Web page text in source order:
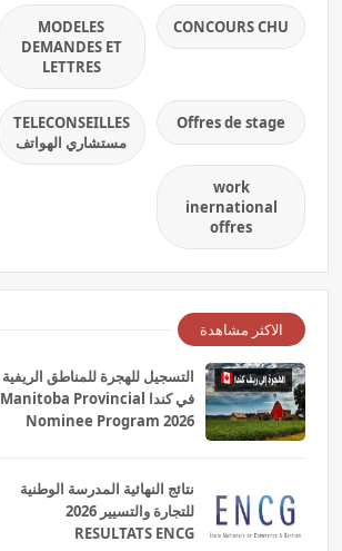
CONCOURS CHU
MODELES
DEMANDES ET
LETTRES
Offres de stage
TELECONSEILLES
مستشاري الهواتف
work
inernational
offres
الاكثر مشاهدة
التسجيل للهجرة للمناطق الريفية
في كندا Manitoba Provincial
Nominee Program 2026
نتائج النهائية المدرسة الوطنية
للتجارة والتسيير 2026
RESULTATS ENCG